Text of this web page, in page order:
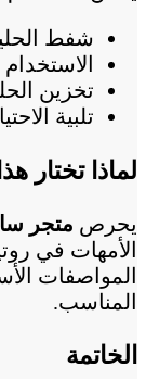
شفط
الاستخدام
تخزين
تلبية
لماذا تختار
يحرص متجر
الأمهات في
المواصفات
المناسب.
الخاتمة